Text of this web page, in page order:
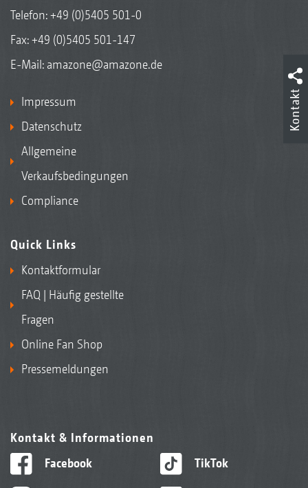
Telefon:+49 (0)5405 501-0
Fax: +49 (0)5405 501-147
E-Mail: amazone@amazone.de
Impressum
Datenschutz
Allgemeine
Verkaufsbedingungen
Compliance
Quick Links
Kontaktformular
FAQ | Häufig gestellte
Fragen
Online Fan Shop
Pressemeldungen
Kontakt & Informationen
Facebook
TikTok
Kontakt